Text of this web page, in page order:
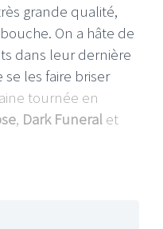
grande qualité,
On a hâte de
dans leur dernière
les faire briser
tournée en
, Dark Funeral et